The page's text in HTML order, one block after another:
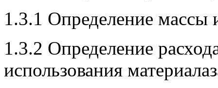
1.3.1 Определение массы
1.3.2 Определение
использования